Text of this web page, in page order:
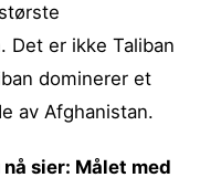
Det er ikke Taliban
dominerer et
av Afghanistan.
sier: Målet med